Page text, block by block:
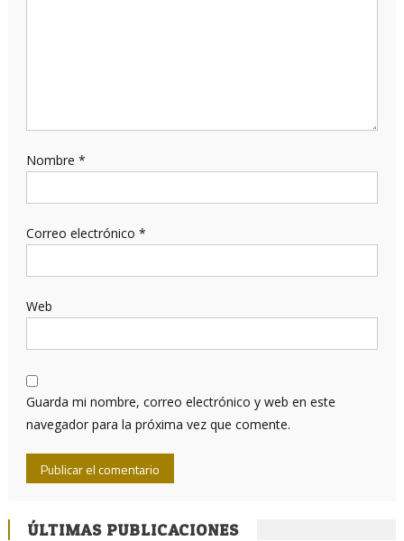
Nombre *
Correo electrónico *
Web
Guarda mi nombre, correo electrónico y web en este
navegador para la próxima vez que comente.
ÚLTIMAS PUBLICACIONES